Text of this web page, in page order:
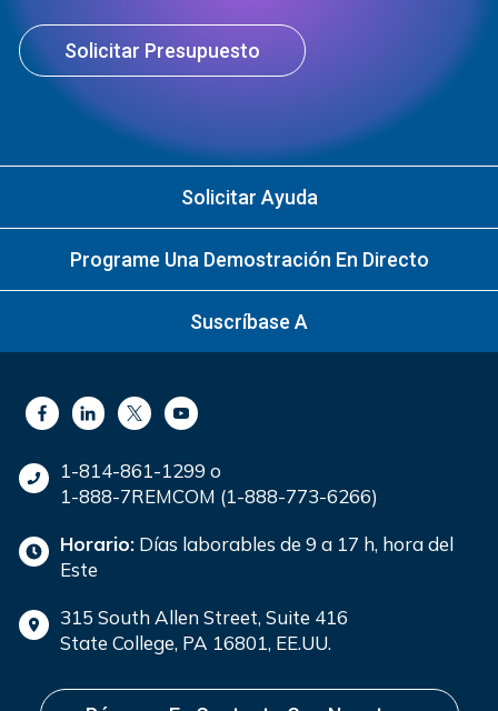
Solicitar Presupuesto
Solicitar Ayuda
Programe Una Demostración En Directo
Suscríbase A
1-814-861-1299 o
1-888-7REMCOM (1-888-773-6266)
Horario: Días laborables de 9 a 17 h, hora del
Este
315 South Allen Street, Suite 416
State College, PA 16801, EE.UU.